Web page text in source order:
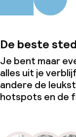
Beleid
Overal
De beste
Je bent maar
alles uit je
andere de
hotspots en de